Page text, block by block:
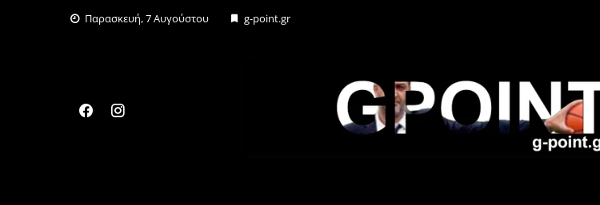
Παρασκευή, 7 Αυγούστου g-point.gr
G-